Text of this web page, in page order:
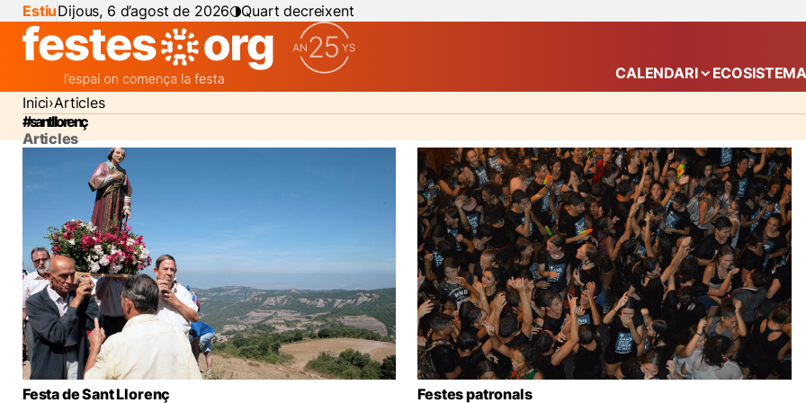
EstiuDijous, 6 d’agost de 2026 Quart decreixent
CALENDARI Mostra el
ECOSISTEMA
Inici Articles
#sant llorenç
Articles
Festa de Sant Llorenç
Festes patronals